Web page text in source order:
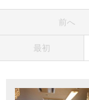
前へ
最初